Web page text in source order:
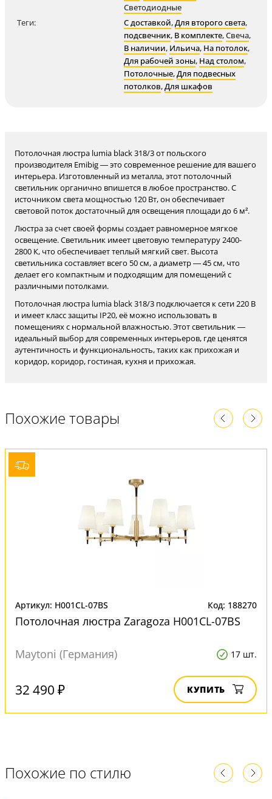
Светодиодные
Теги:
С доставкой,Для второго света,
подсвечник, В комплекте,Свеча,
В наличии, Ильича, На потолок,
Для рабочей зоны, Над столом,
Потолочные,Для подвесных
потолков,Для шкафов
Потолочная люстра lumia black 318/3 от польского
производителя Emibig — это современное решение для вашего
интерьера. Изготовленный из металла, этот потолочный
светильник органично впишется в любое пространство. С
источником света мощностью 120 Вт, он обеспечивает
световой поток достаточный для освещения площади до 6 м².
Люстра за счет своей формы создает равномерное мягкое
освещение. Светильник имеет цветовую температуру 2400-
2800 К, что обеспечивает теплый мягкий свет. Высота
светильника составляет всего 50 см, а диаметр — 45 см, что
делает его компактным и подходящим для помещений с
различными потолками.
Потолочная люстра lumia black 318/3 подключается к сети 220 В
и имеет класс защиты IP20, её можно использовать в
помещениях с нормальной влажностью. Этот светильник —
идеальный выбор для современных интерьеров, где ценятся
аутентичность и функциональность, таких как прихожая и
коридор, коридор, гостиная, кухня и прихожая.
Похожие товары
Артикул: H001CL-07BS Код: 188270
Потолочная люстра Zaragoza H001CL-07BS
Maytoni (Германия) 17 шт.
32 490 ₽ КУПИТЬ
Похожие по стилю